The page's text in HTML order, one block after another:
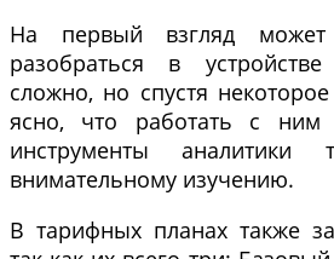
На первый взгляд может
разобраться в
сложно, но спустя
ясно, что работать с
инструменты аналитики
внимательному изучению.
В тарифных планах также